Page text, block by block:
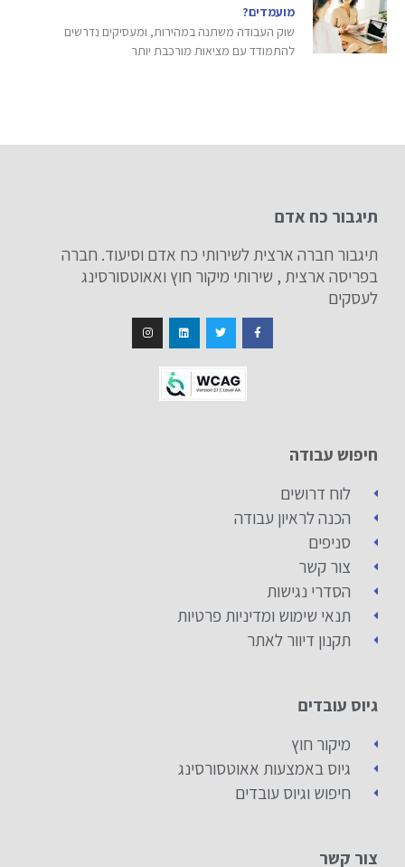
מועמדים?
שוק העבודה משתנה במהירות, ומעסיקים נדרשים
להתמודד עם מציאות מורכבת יותר
תיגבור כח אדם
תיגבור חברה ארצית לשירותי כח אדם וסיעוד. חברה
בפריסה ארצית , שירותי מיקור חוץ ואאוטסורסינג
לעסקים
חיפוש עבודה
לוח דרושים
הכנה לראיון עבודה
סניפים
צור קשר
הסדרי נגישות
תנאי שימוש ומדיניות פרטיות
תקנון דיוור לאתר
גיוס עובדים
מיקור חוץ
גיוס באמצעות אאוטסורסינג
חיפוש וגיוס עובדים
צור קשר